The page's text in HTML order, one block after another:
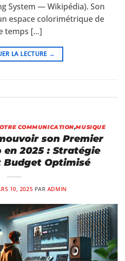
System — Wikipédia). Son
espace colorimétrique de
temps […]
LA LECTURE →
COMMUNICATION,MUSIQUE
son Premier
2025 : Stratégie
Budget Optimisé
10, 2025 PAR ADMIN